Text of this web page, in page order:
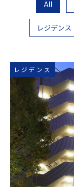
All
レジデンス
レジデンス